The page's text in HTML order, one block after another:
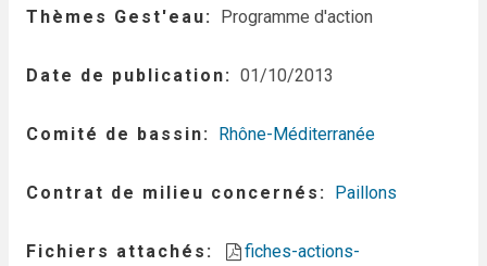
Thèmes Gest'eau Programme d'action
Date de publication 01/10/2013
Comité de bassin Rhône-Méditerranée
Contrat de milieu concernés Paillons
Fichiers attachés
fiches-actions-